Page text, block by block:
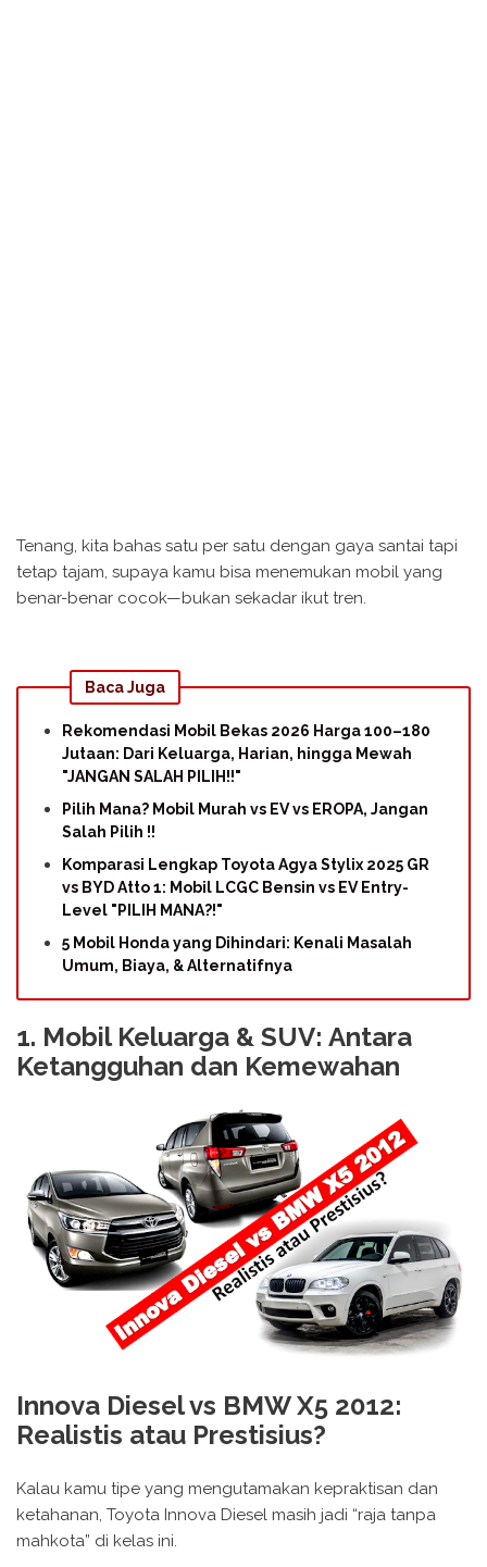
Tenang, kita bahas satu per satu dengan gaya santai tapi
tetap tajam, supaya kamu bisa menemukan mobil yang
benar-benar cocok—bukan sekadar ikut tren.
Baca Juga
Rekomendasi Mobil Bekas 2026 Harga 100–180
Jutaan: Dari Keluarga, Harian, hingga Mewah
"JANGAN SALAH PILIH!!"
Pilih Mana? Mobil Murah vs EV vs EROPA, Jangan
Salah Pilih !!
Komparasi Lengkap Toyota Agya Stylix 2025 GR
vs BYD Atto 1: Mobil LCGC Bensin vs EV Entry-
Level "PILIH MANA?!"
5 Mobil Honda yang Dihindari: Kenali Masalah
Umum, Biaya, & Alternatifnya
1. Mobil Keluarga & SUV: Antara
Ketangguhan dan Kemewahan
Innova Diesel vs BMW X5 2012:
Realistis atau Prestisius?
Kalau kamu tipe yang mengutamakan kepraktisan dan
ketahanan, Toyota Innova Diesel masih jadi “raja tanpa
mahkota” di kelas ini.